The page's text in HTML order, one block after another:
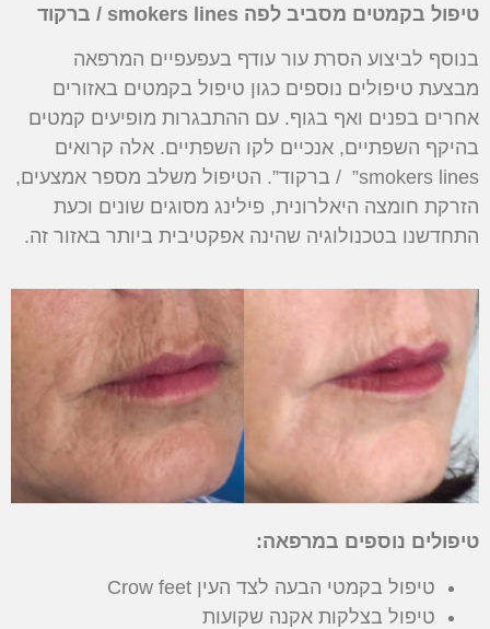
טיפול בקמטים מסביב לפה smokers lines / ברקוד
בנוסף לביצוע הסרת עור עודף בעפעפיים המרפאה
מבצעת טיפולים נוספים כגון טיפול בקמטים באזורים
אחרים בפנים ואף בגוף. עם ההתבגרות מופיעים קמטים
בהיקף השפתיים, אנכיים לקו השפתיים. אלה קרואים
smokers lines” / ברקוד”. הטיפול משלב מספר אמצעים,
הזרקת חומצה היאלרונית, פילינג מסוגים שונים וכעת
התחדשנו בטכנולוגיה שהינה אפקטיבית ביותר באזור זה.
טיפולים נוספים במרפאה:
טיפול בקמטי הבעה לצד העין Crow feet
טיפול בצלקות אקנה שקועות